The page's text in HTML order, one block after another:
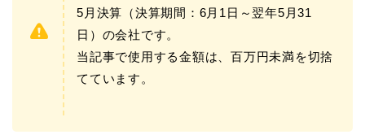
5月決算（決算期間：6月1日～翌年5月31
日）の会社です。
当記事で使用する金額は、百万円未満を切捨
てています。